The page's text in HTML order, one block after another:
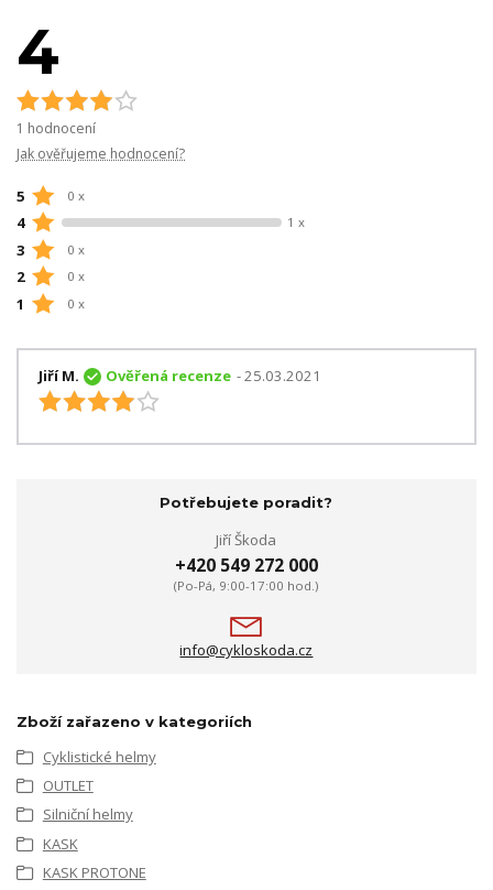
4
1 hodnocení
Jak ověřujeme hodnocení?
5 0 x
4 1 x
3 0 x
2 0 x
1 0 x
Jiří M. Ověřená recenze - 25.03.2021
Potřebujete poradit?
Jiří Škoda
+420 549 272 000
(Po-Pá, 9:00-17:00 hod.)
info@cykloskoda.cz
Zboží zařazeno v kategoriích
Cyklistické helmy
OUTLET
Silniční helmy
KASK
KASK PROTONE